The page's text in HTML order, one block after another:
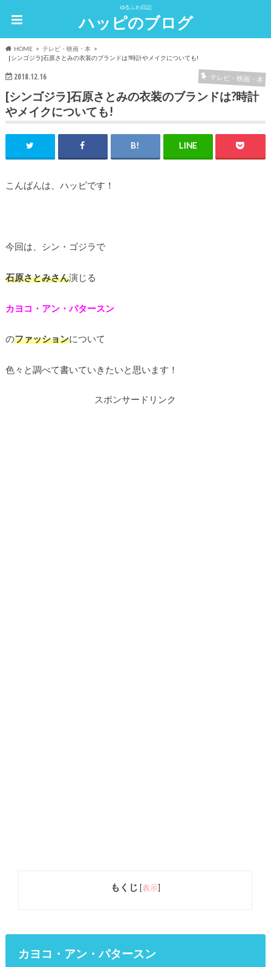
ゆるふわ日記
ハッピのブログ
HOME
テレビ・映画・本
[シンゴジラ]石原さとみの衣装のブランドは?時計やメイクについても!
2018.12.16 テレビ・映画・本
[シンゴジラ]石原さとみの衣装のブランドは?時計
やメイクについても!
こんばんは、ハッピです！
今回は、シン・ゴジラで
石原さとみさん演じる
カヨコ・アン・パタースン
のファッションについて
色々と調べて書いていきたいと思います！
スポンサードリンク
もくじ [表示]
カヨコ・アン・パタースン